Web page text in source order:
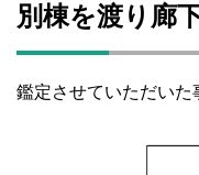
別棟を渡り廊
鑑定させていただいた